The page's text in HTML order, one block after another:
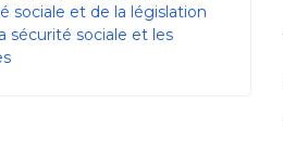
sociale et de la législation
sécurité sociale et les